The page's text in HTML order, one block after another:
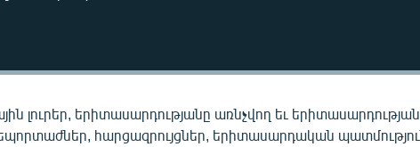
լուրեր, երիտասարդությանը առնչվող եւ
հարցազրույցներ, երիտասարդական